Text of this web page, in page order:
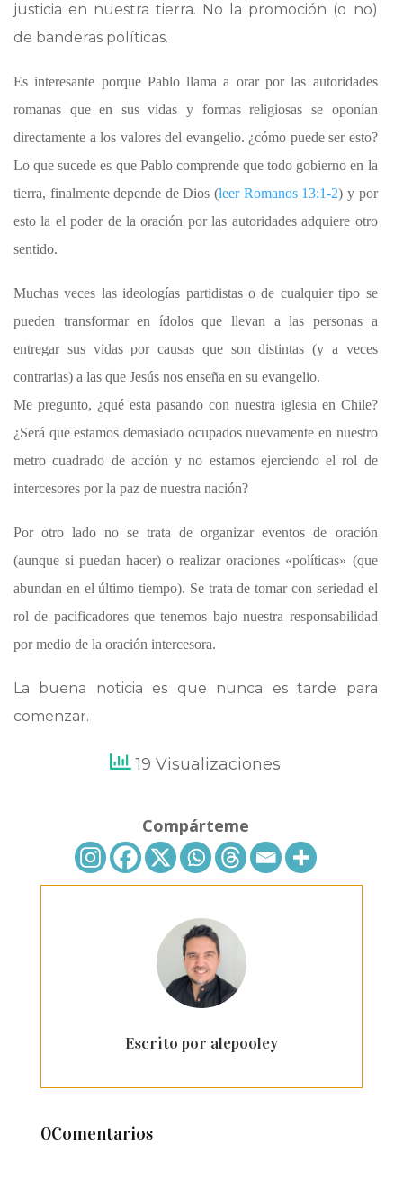
justicia en nuestra tierra. No la promoción (o no)
de banderas políticas.
Es interesante porque Pablo llama a orar por las autoridades
romanas que en sus vidas y formas religiosas se oponían
directamente a los valores del evangelio. ¿cómo puede ser esto?
Lo que sucede es que Pablo comprende que todo gobierno en la
tierra, finalmente depende de Dios (leer Romanos 13:1-2) y por
esto la el poder de la oración por las autoridades adquiere otro
sentido.
Muchas veces las ideologías partidistas o de cualquier tipo se
pueden transformar en ídolos que llevan a las personas a
entregar sus vidas por causas que son distintas (y a veces
contrarias) a las que Jesús nos enseña en su evangelio.
Me pregunto, ¿qué esta pasando con nuestra iglesia en Chile?
¿Será que estamos demasiado ocupados nuevamente en nuestro
metro cuadrado de acción y no estamos ejerciendo el rol de
intercesores por la paz de nuestra nación?
Por otro lado no se trata de organizar eventos de oración
(aunque si puedan hacer) o realizar oraciones «políticas» (que
abundan en el último tiempo). Se trata de tomar con seriedad el
rol de pacificadores que tenemos bajo nuestra responsabilidad
por medio de la oración intercesora.
La buena noticia es que nunca es tarde para
comenzar.
19 Visualizaciones
Compárteme
Escrito por alepooley
0Comentarios